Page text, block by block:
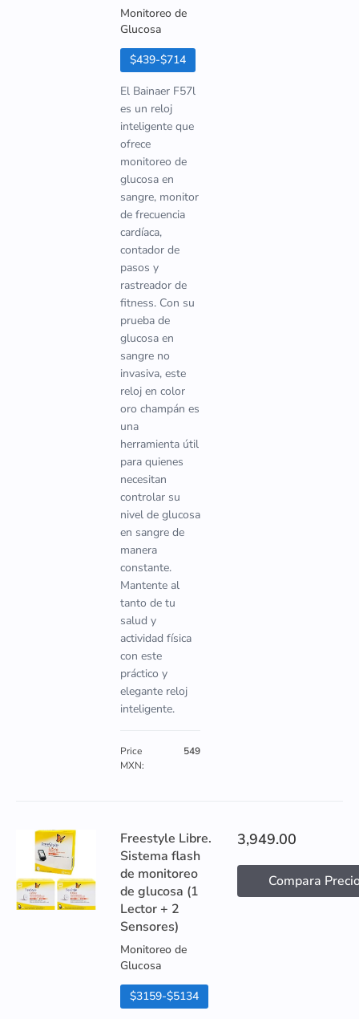
Monitoreo de
Glucosa
$439-$714
El Bainaer F57l
es un reloj
inteligente que
ofrece
monitoreo de
glucosa en
sangre, monitor
de frecuencia
cardíaca,
contador de
pasos y
rastreador de
fitness. Con su
prueba de
glucosa en
sangre no
invasiva, este
reloj en color
oro champán es
una
herramienta útil
para quienes
necesitan
controlar su
nivel de glucosa
en sangre de
manera
constante.
Mantente al
tanto de tu
salud y
actividad física
con este
práctico y
elegante reloj
inteligente.
Price
MXN:
549
Freestyle Libre.
Sistema flash
de monitoreo
de glucosa (1
Lector + 2
Sensores)
Monitoreo de
Glucosa
$3159-$5134
3,949.00
Compara